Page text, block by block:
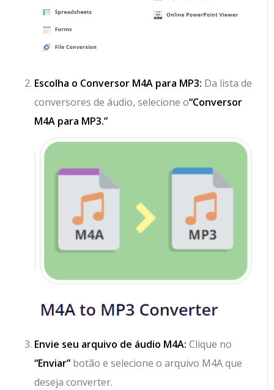
Escolha o Conversor M4A para MP3: Da lista de
conversores de áudio, selecione o“Conversor
M4A para MP3.”
Envie seu arquivo de áudio M4A: Clique no
“Enviar” botão e selecione o arquivo M4A que
deseja converter.